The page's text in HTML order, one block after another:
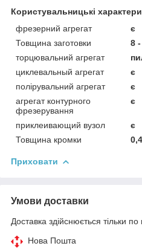
Користувальницькі
фрезерний агрегат
є
Товщина заготовки
8
торцювальний агрегат
циклевальный агрегат
є
полірувальний агрегат
є
агрегат контурного
фрезерування
є
приклеивающий вузол
є
Товщина кромки
Приховати
Умови доставки
Доставка здійснюється тільки по
Нова Пошта